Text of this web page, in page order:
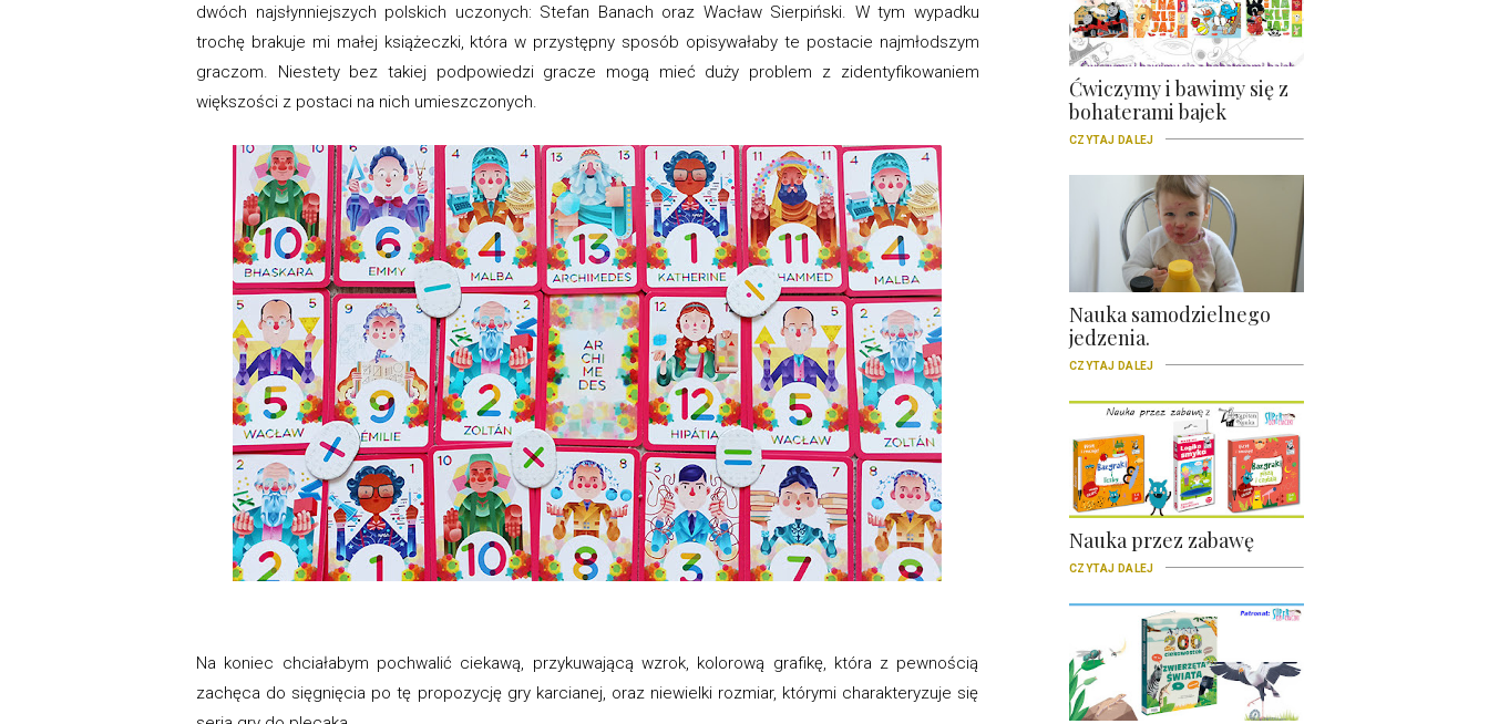
dwóch najsłynniejszych polskich uczonych: Stefan Banach oraz Wacław Sierpiński. W tym wypadku
trochę brakuje mi małej książeczki, która w przystępny sposób opisywałaby te postacie najmłodszym
graczom. Niestety bez takiej podpowiedzi gracze mogą mieć duży problem z zidentyfikowaniem
większości z postaci na nich umieszczonych.
Na koniec chciałabym pochwalić ciekawą, przykuwającą wzrok, kolorową grafikę, która z pewnością
zachęca do sięgnięcia po tę propozycję gry karcianej, oraz niewielki rozmiar, którymi charakteryzuje się
Ćwiczymy i bawimy się z
bohaterami bajek
CZYTAJ DALEJ
Nauka samodzielnego
jedzenia.
CZYTAJ DALEJ
Nauka przez zabawę
CZYTAJ DALEJ